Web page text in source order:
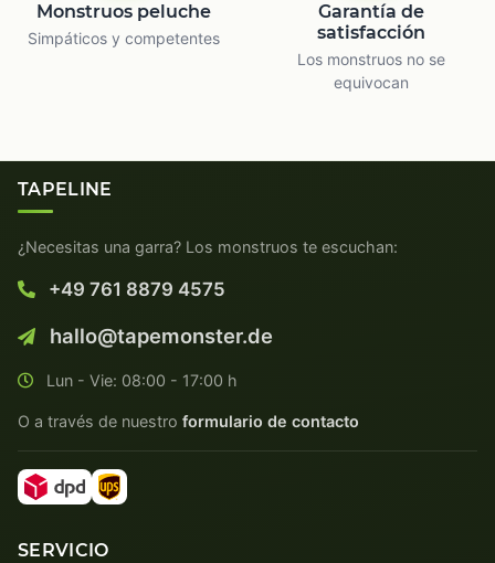
Monstruos peluche
Simpáticos y competentes
Garantía de
satisfacción
Los monstruos no se
equivocan
TAPELINE
¿Necesitas una garra? Los monstruos te escuchan:
+49 761 8879 4575
hallo@tapemonster.de
Lun - Vie: 08:00 - 17:00 h
O a través de nuestro formulario de contacto
SERVICIO